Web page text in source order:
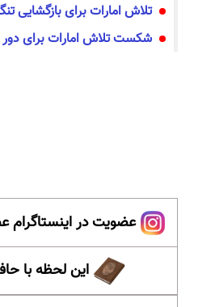
تلاش امارات برای بازگشایی
شکست تلاش امارات برای دور
عضویت در اینستاگرام
این لحظه با